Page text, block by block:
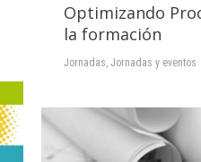
Optimizando
la formación
Jornadas Jornadas y eventos